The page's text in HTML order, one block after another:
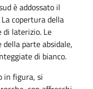
è addossato il
copertura della
di laterizio. Le
parte absidale,
di bianco.
in figura, si